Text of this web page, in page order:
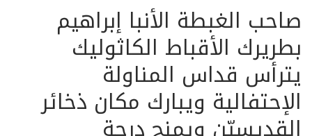
صاحب الغبطة الأنبا إبراهيم
بطريرك الأقباط الكاثوليك
يترأس قداس المناولة
الإحتفالية ويبارك مكان ذخائر